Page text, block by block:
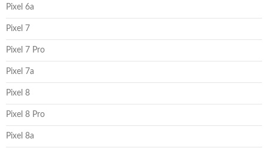
Pixel 6a
Pixel 7
Pixel 7 Pro
Pixel 7a
Pixel 8
Pixel 8 Pro
Pixel 8a